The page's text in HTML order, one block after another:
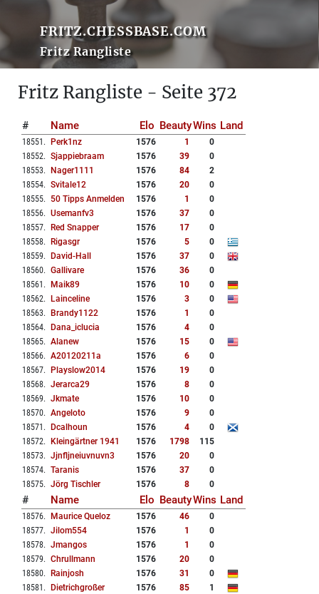
FRITZ.CHESSBASE.COM
Fritz Rangliste
Fritz Rangliste - Seite 372
# Name Elo BeautyWins Land
18551 . Perk1nz 1576 1
0
18552. Sjappiebraam 1576 39
0
18553. Nager1111 1576 84
2
18554. Svitale12 1576 20
0
18555. 50 Tipps Anmelden 1576 1
0
18556. Usemanfv3 1576 37
0
18557. Red Snapper 1576 17
0
18558. Rigasgr 1576 5
0
18559. David-Hall 1576 37
0
18560. Gallivare 1576 36
0
18561 . Maik89 1576 10
0
18562. Lainceline 1576 3
0
18563. Brandy1122 1576 1
0
18564. Dana_iclucia 1576 4
0
18565. Alanew 1576 15
0
18566. A20120211a 1576 6
0
18567. Playslow2014 1576 19
0
18568. Jerarca29 1576 8
0
18569. Jkmate 1576 10
0
18570. Angeloto 1576 9
0
18571 . Dcalhoun 1576 4
0
18572. Kleingärtner 1941 1576 1798
115
18573. Jjnfljneiuvnuvn3 1576 20
0
18574. Taranis 1576 37
0
18575. Jörg Tischler 1576 8 0
# Name Elo BeautyWins Land
18576. Maurice Queloz 1576 46
0
18577. Jilom554 1576 1
0
18578. Jmangos 1576 1
0
18579. Chrullmann 1576 20
0
18580. Rainjosh 1576 31
0
18581 . Dietrichgroßer 1576 85
1